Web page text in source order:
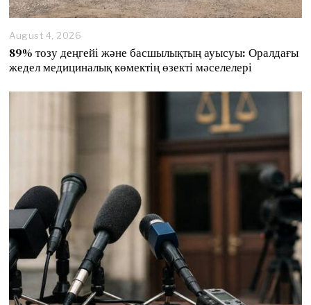
August 4, 2026
89% тозу деңгейі және басшылықтың ауысуы: Оралдағы
жедел медициналық көмектің өзекті мәселелері